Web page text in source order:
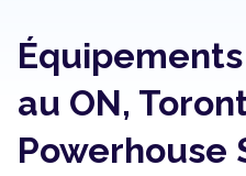
au ON,
Powerhouse